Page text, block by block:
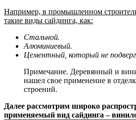
Например, в промышленном
такие виды сайдинга, как:
Стальной.
Алюминиевый.
Цементный, который не
Примечание. Деревянный и
нашел свое применение в
строений.
Далее рассмотрим широко
применяемый вид сайдинга –